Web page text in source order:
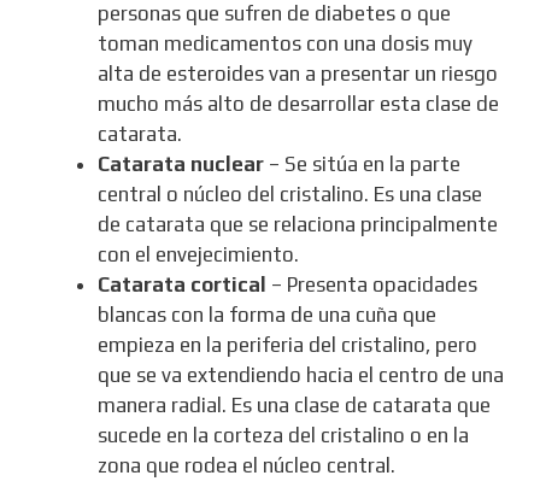
personas que sufren de diabetes o que
toman medicamentos con una dosis muy
alta de esteroides van a presentar un riesgo
mucho más alto de desarrollar esta clase de
catarata.
Catarata nuclear – Se sitúa en la parte
central o núcleo del cristalino. Es una clase
de catarata que se relaciona principalmente
con el envejecimiento.
Catarata cortical – Presenta opacidades
blancas con la forma de una cuña que
empieza en la periferia del cristalino, pero
que se va extendiendo hacia el centro de una
manera radial. Es una clase de catarata que
sucede en la corteza del cristalino o en la
zona que rodea el núcleo central.